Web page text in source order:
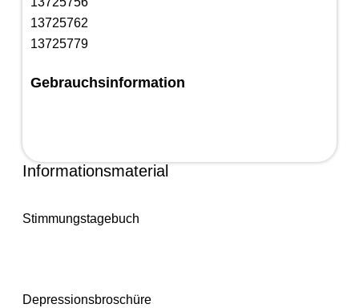
13725762
13725779
Gebrauchsinformation
Informationsmaterial
Stimmungstagebuch
Depressionsbroschüre